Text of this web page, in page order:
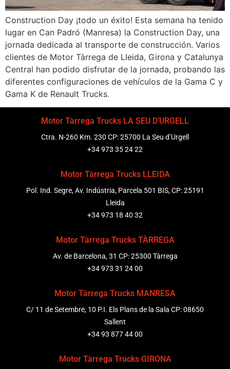
Construction Day ¡todo un éxito! Esta semana ha tenido
lugar en Can Padró (Manresa) la Construction Day, una
jornada dedicada al transporte de construcción. Varios
clientes de Motor Tàrrega de Lleida, Girona y Catalunya
Central han podido disfrutar de la jornada, probando las
diferentes configuraciones de vehículos de la Gama C y
Gama K de Renault Trucks.
Motor Tàrrega Trucks LA SEU D’URGELL
Ctra. N-260 Km. 230 CP: 25700 La Seu d’Urgell
+34 973 35 24 22
Motor Tàrrega Trucks LLEIDA
Pol. Ind. Segre, Av. Indústria, Parcela 501 BIS, CP: 25191
Lleida
+34 973 18 40 32
Motor Tàrrega Trucks TÀRREGA
Av. de Barcelona, 31 CP: 25300 Tàrrega
+34 973 31 24 00
Motor Tàrrega Trucks MANRESA
C/ 11 de Setembre, 10 P.I. Els Plans de la Sala CP: 08650
Sallent
+34 93 877 44 00
Motor Tàrrega Trucks GIRONA